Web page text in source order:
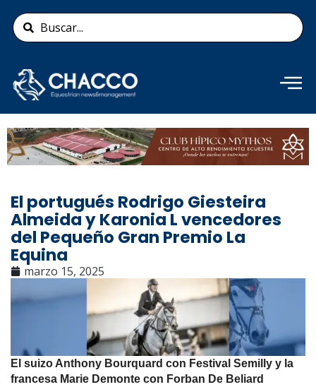
contenido
Search
...
Añade aquí tu texto de
cabecera
El portugués Rodrigo Giesteira
Almeida y Karonia L vencedores
del Pequeño Gran Premio La
Equina
marzo 15, 2025
El suizo Anthony Bourquard con Festival Semilly y la
francesa Marie Demonte con Forban De Beliard